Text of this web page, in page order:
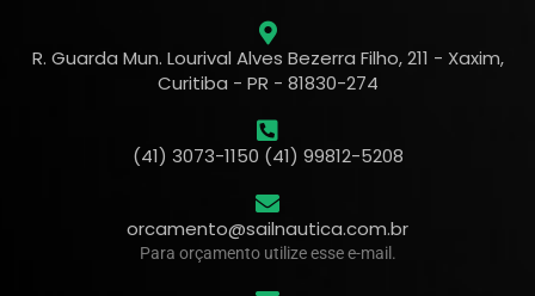
R. Guarda Mun. Lourival Alves Bezerra Filho, 211 - Xaxim,
Curitiba - PR - 81830-274
(41) 3073-1150 (41) 99812-5208
orcamento@sailnautica.com.br
Para orçamento utilize esse e-mail.